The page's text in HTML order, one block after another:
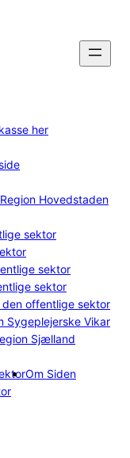
her
Hovedstaden
sektor
sektor
sektor
offentlige sektor
Sygeplejerske Vikar
Sjælland
Om Siden